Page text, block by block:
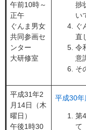
午前10時～
正午
ぐんま男女
共同参画セ
ンター
大研修室
捗
い
ぐ
直
令
意
そ
平成31年2
月14日（木
曜日）
午後1時30
平成30
第
て